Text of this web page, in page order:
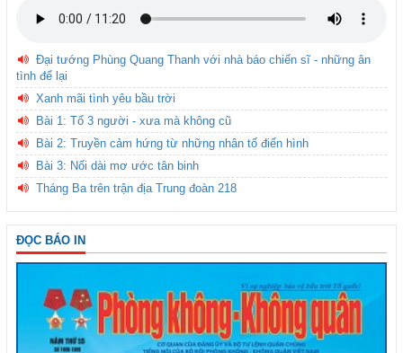
Đại tướng Phùng Quang Thanh với nhà báo chiến sĩ - những ân
tình để lại
Xanh mãi tình yêu bầu trời
Bài 1: Tổ 3 người - xưa mà không cũ
Bài 2: Truyền cảm hứng từ những nhân tố điển hình
Bài 3: Nối dài mơ ước tân binh
Tháng Ba trên trận địa Trung đoàn 218
ĐỌC BÁO IN